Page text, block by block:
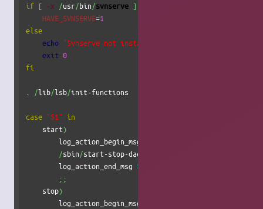
if [ -x /usr/bin/svnserve ]
HAVE_SVNSERVE=1
else
echo "Svnserve not installed."
exit 0
fi
/lib/lsb/init-functions
case "$1" in
    start
)
        log_action_begin_msg
/sbin/start-stop-daemon
        log_action_end_msg
$?
;;
    stop
)
        log_action_begin_msg